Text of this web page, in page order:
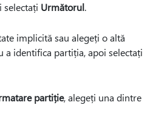
selectați Următorul.
implicită sau alegeți o altă
a identifica partiția, apoi selectați
partiție, alegeți una dintre